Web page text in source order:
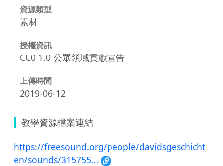
資源類型
素材
授權資訊
CC0 1.0 公眾領域貢獻宣告
上傳時間
2019-06-12
教學資源檔案連結
https://freesound.org/people/davidsgeschicht
en/sounds/315755...